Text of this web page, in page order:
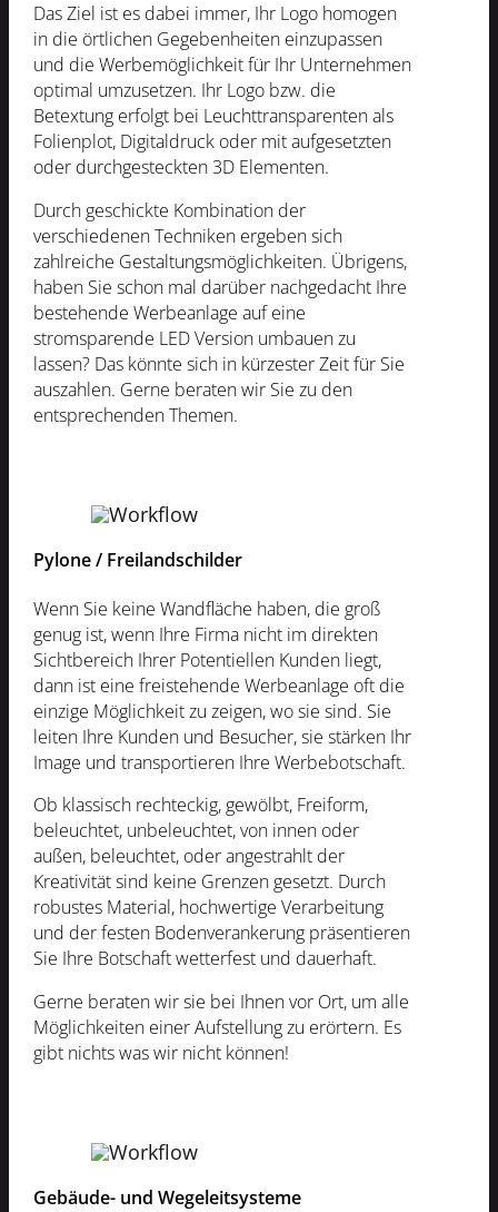
Das Ziel ist es dabei immer, Ihr Logo homogen
in die örtlichen Gegebenheiten einzupassen
und die Werbemöglichkeit für Ihr Unternehmen
optimal umzusetzen. Ihr Logo bzw. die
Betextung erfolgt bei Leuchttransparenten als
Folienplot, Digitaldruck oder mit aufgesetzten
oder durchgesteckten 3D Elementen.
Durch geschickte Kombination der
verschiedenen Techniken ergeben sich
zahlreiche Gestaltungsmöglichkeiten. Übrigens,
haben Sie schon mal darüber nachgedacht Ihre
bestehende Werbeanlage auf eine
stromsparende LED Version umbauen zu
lassen? Das könnte sich in kürzester Zeit für Sie
auszahlen. Gerne beraten wir Sie zu den
entsprechenden Themen.
Pylone / Freilandschilder
Wenn Sie keine Wandfläche haben, die groß
genug ist, wenn Ihre Firma nicht im direkten
Sichtbereich Ihrer Potentiellen Kunden liegt,
dann ist eine freistehende Werbeanlage oft die
einzige Möglichkeit zu zeigen, wo sie sind. Sie
leiten Ihre Kunden und Besucher, sie stärken Ihr
Image und transportieren Ihre Werbebotschaft.
Ob klassisch rechteckig, gewölbt, Freiform,
beleuchtet, unbeleuchtet, von innen oder
außen, beleuchtet, oder angestrahlt der
Kreativität sind keine Grenzen gesetzt. Durch
robustes Material, hochwertige Verarbeitung
und der festen Bodenverankerung präsentieren
Sie Ihre Botschaft wetterfest und dauerhaft.
Gerne beraten wir sie bei Ihnen vor Ort, um alle
Möglichkeiten einer Aufstellung zu erörtern. Es
gibt nichts was wir nicht können!
Gebäude- und Wegeleitsysteme